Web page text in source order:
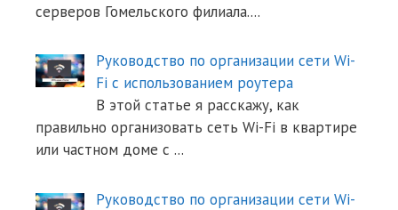
серверов Гомельского филиала....
Руководство по организации сети Wi-
Fi с использованием роутера
В этой статье я расскажу, как
правильно организовать сеть Wi-Fi в квартире
или частном доме с ...
Руководство по организации сети Wi-